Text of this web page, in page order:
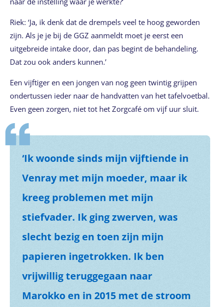
Riek: ‘Ja, ik denk dat de drempels veel te hoog geworden
zijn. Als je je bij de GGZ aanmeldt moet je eerst een
uitgebreide intake door, dan pas begint de behandeling.
Dat zou ook anders kunnen.’
Een vijftiger en een jongen van nog geen twintig grijpen
ondertussen ieder naar de handvatten van het tafelvoetbal.
Even geen zorgen, niet tot het Zorgcafé om vijf uur sluit.
‘Ik woonde sinds mijn vijftiende in
Venray met mijn moeder, maar ik
kreeg problemen met mijn
stiefvader. Ik ging zwerven, was
slecht bezig en toen zijn mijn
papieren ingetrokken. Ik ben
vrijwillig teruggegaan naar
Marokko en in 2015 met de stroom